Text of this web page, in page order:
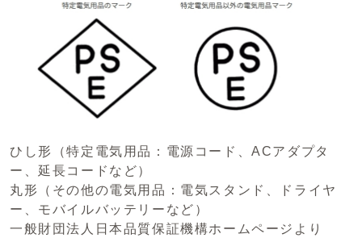
ひし形（特定電気用品：電源コード、ACアダプタ
ー、延長コードなど）
丸形（その他の電気用品：電気スタンド、ドライヤ
ー、モバイルバッテリーなど）
一般財団法人日本品質保証機構ホームページより